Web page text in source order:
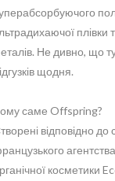
плівки
Не дивно, що
щодня.
саме Offspring?
відповідно до
косметики